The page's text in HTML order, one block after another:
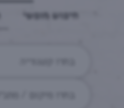
חיפוש חופשי